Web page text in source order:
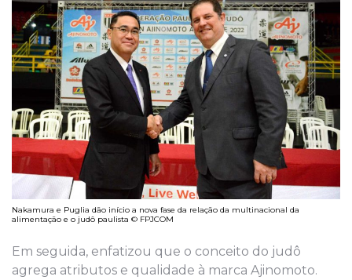
Nakamura e Puglia dão início a nova fase da relação da multinacional da
alimentação e o judô paulista © FPJCOM
Em seguida, enfatizou que o conceito do judô
agrega atributos e qualidade à marca Ajinomoto.